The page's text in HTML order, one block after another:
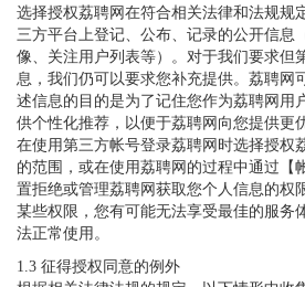
选择授权荔聘网在符合相关法律和法规规
三方平台上登记、公布、记录的公开信息
像、关注用户列表等）。对于我们要求但
息，我们仍可以要求您补充提供。荔聘网
述信息的目的是为了记住您作为荔聘网用
供个性化推荐，以便于荔聘网向您提供更
在使用第三方帐号登录荔聘网时选择授权
的范围，或在使用荔聘网的过程中通过【
置拒绝或管理荔聘网获取您个人信息的权
某些权限，您有可能无法享受最佳的服务
法正常使用。
1.3 征得授权同意的例外